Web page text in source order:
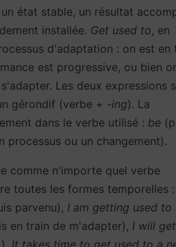
état stable, un résultat
installée. Get used to, en
d'adaptation : on est en
est progressive, ou bien
Les deux expressions
gérondif (verbe + -ing). La
dans le verbe utilisé : be
processus ou un changement).
comme n'importe quel verbe
toutes les formes temporelles
parvenu), I am getting used to
en train de m'adapter), I will
It takes time to get used to a